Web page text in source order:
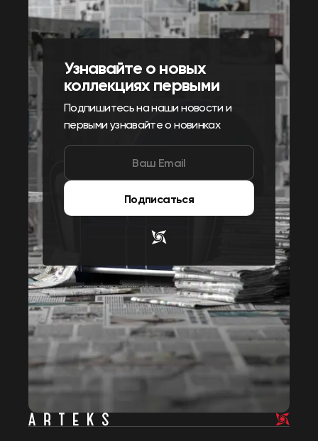
Узнавайте о новых
коллекциях первыми
Подпишитесь на наши новости и
первыми узнавайте о новинках
Подписаться